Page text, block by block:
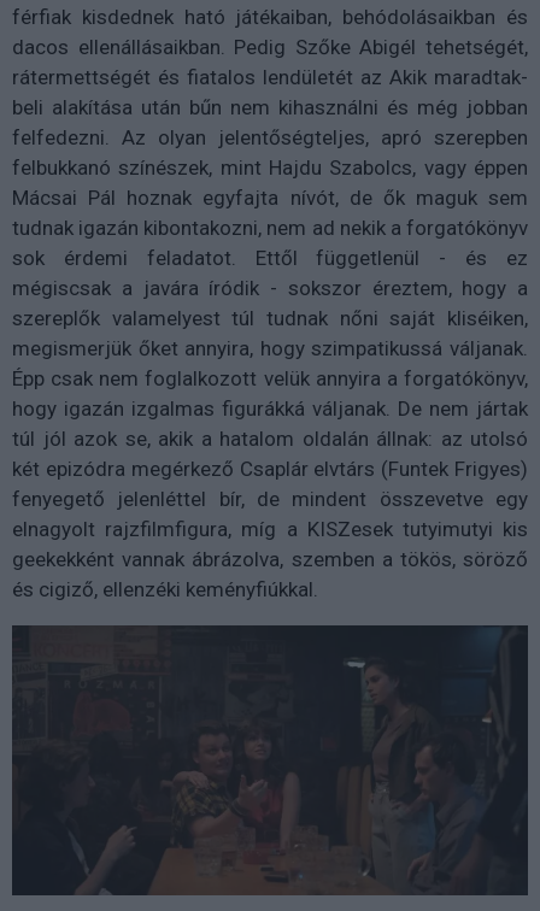
férfiak kisdednek ható játékaiban, behódolásaikban és
dacos ellenállásaikban. Pedig Szőke Abigél tehetségét,
rátermettségét és fiatalos lendületét az Akik maradtak-
beli alakítása után bűn nem kihasználni és még jobban
felfedezni. Az olyan jelentőségteljes, apró szerepben
felbukkanó színészek, mint Hajdu Szabolcs, vagy éppen
Mácsai Pál hoznak egyfajta nívót, de ők maguk sem
tudnak igazán kibontakozni, nem ad nekik a forgatókönyv
sok érdemi feladatot. Ettől függetlenül - és ez
mégiscsak a javára íródik - sokszor éreztem, hogy a
szereplők valamelyest túl tudnak nőni saját kliséiken,
megismerjük őket annyira, hogy szimpatikussá váljanak.
Épp csak nem foglalkozott velük annyira a forgatókönyv,
hogy igazán izgalmas figurákká váljanak. De nem jártak
túl jól azok se, akik a hatalom oldalán állnak: az utolsó
két epizódra megérkező Csaplár elvtárs (Funtek Frigyes)
fenyegető jelenléttel bír, de mindent összevetve egy
elnagyolt rajzfilmfigura, míg a KISZesek tutyimutyi kis
geekekként vannak ábrázolva, szemben a tökös, söröző
és cigiző, ellenzéki keményfiúkkal.